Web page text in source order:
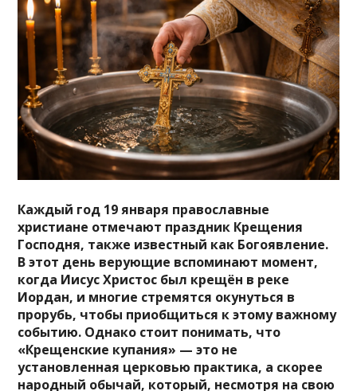
Каждый год 19 января православные
христиане отмечают праздник Крещения
Господня, также известный как Богоявление.
В этот день верующие вспоминают момент,
когда Иисус Христос был крещён в реке
Иордан, и многие стремятся окунуться в
прорубь, чтобы приобщиться к этому важному
событию. Однако стоит понимать, что
«Крещенские купания» — это не
установленная церковью практика, а скорее
народный обычай, который, несмотря на свою